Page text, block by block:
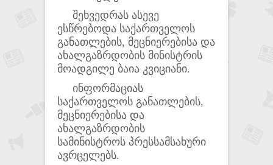
შეხვედრას ასევე
ესწრებოდა საქართველოს
განათლების, მეცნიერებისა და
ახალგაზრდობის მინისტრის
მოადგილე ბაია კვიციანი.
ინფორმაციას
საქართველოს განათლების,
მეცნიერებისა და
ახალგაზრდობის
სამინისტროს პრესსამსახური
ავრცელებს.